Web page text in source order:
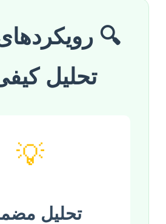
🔍
تحلیل
💡
تحلیل